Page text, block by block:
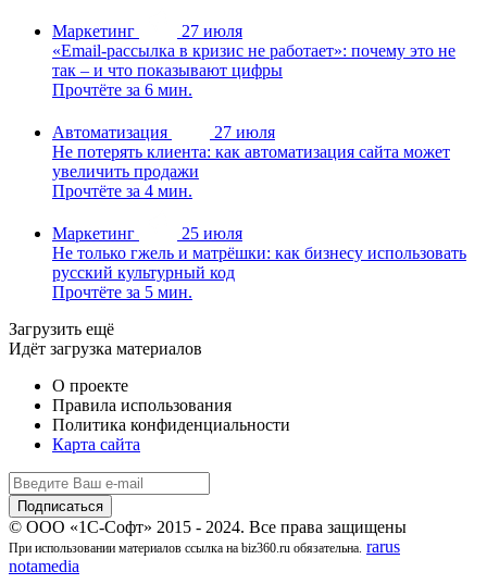
Маркетинг
27 июля
«Email-рассылка в кризис не работает»: почему это не
так – и что показывают цифры
Прочтёте за 6 мин.
Автоматизация
27 июля
Не потерять клиента: как автоматизация сайта может
увеличить продажи
Прочтёте за 4 мин.
Маркетинг
25 июля
Не только гжель и матрёшки: как бизнесу использовать
русский культурный код
Прочтёте за 5 мин.
Загрузить ещё
Идёт загрузка материалов
О проекте
Правила использования
Политика конфиденциальности
Карта сайта
© ООО «1С-Софт» 2015 - 2024. Все права защищены
При использовании материалов ссылка на biz360.ru обязательна. rarus
notamedia